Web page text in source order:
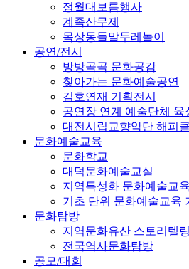
정월대보름행사
계족산무제
목상동들말두레놀이
공연/전시
방방곡곡 문화공감
찾아가는 문화예술공연
김호연재 기획전시
공연장 연계 예술단체 육
대전시립교향악단 해피
문화예술교육
문화학교
대덕문화예술교실
지역특성화 문화예술교육
기초 단위 문화예술교육
문화탐방
지역문화유산 스토리텔링
전국역사문화탐방
공모/대회